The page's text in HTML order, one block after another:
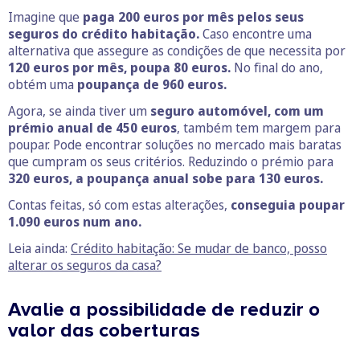
Imagine que paga 200 euros por mês pelos seus
seguros do crédito habitação.Caso encontre uma
alternativa que assegure as condições de que necessita por
120 euros por mês, poupa 80 euros. No final do ano,
obtém uma poupança de 960 euros.
Agora, se ainda tiver um seguro automóvel, com um
prémio anual de 450 euros, também tem margem para
poupar. Pode encontrar soluções no mercado mais baratas
que cumpram os seus critérios. Reduzindo o prémio para
320 euros, a poupança anual sobe para 130 euros.
Contas feitas, só com estas alterações, conseguia poupar
1.090 euros num ano.
Leia ainda: Crédito habitação: Se mudar de banco, posso
alterar os seguros da casa?
Avalie a possibilidade de reduzir o
valor das coberturas